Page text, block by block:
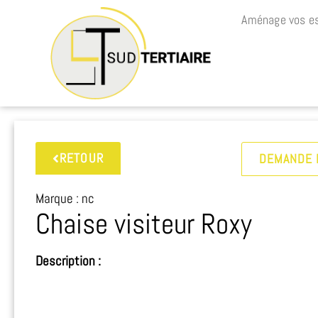
Aménage vos
RETOUR DEMANDE
Marque : nc
Chaise visiteur Roxy
Description :